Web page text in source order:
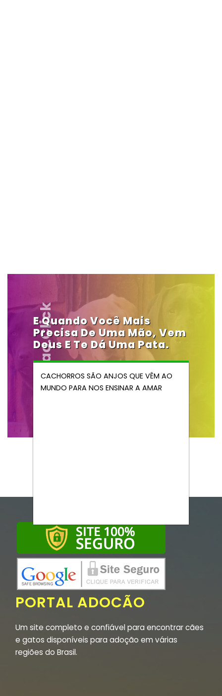
Vendocao.click
E Quando Você Mais
Precisa De Uma Mão, Vem
Deus E Te Dá Uma Pata.
CACHORROS SÃO ANJOS QUE VÊM AO
MUNDO PARA NOS ENSINAR A AMAR
PORTAL ADOCÃO
Um site completo e confiável para encontrar cães
e gatos disponíveis para adoção em várias
regiões do Brasil.